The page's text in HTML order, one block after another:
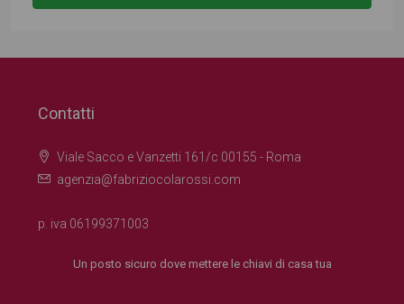
Contatti
Viale Sacco e Vanzetti 161/c 00155 - Roma
agenzia@fabriziocolarossi.com
p. iva 06199371003
Un posto sicuro dove mettere le chiavi di casa tua